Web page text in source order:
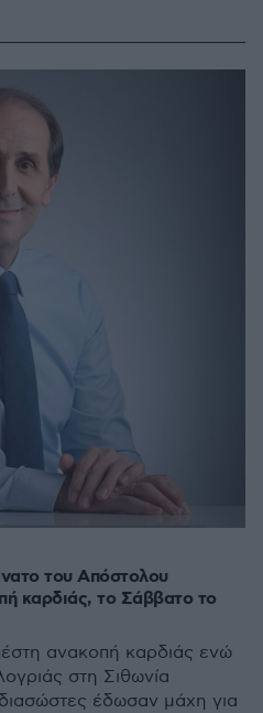
του Απόστολου
καρδιάς, το Σάββατο το
ανακοπή καρδιάς ενώ
στη Σιθωνία
έδωσαν μάχη για